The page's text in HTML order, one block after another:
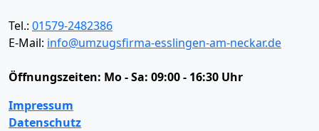
Tel.: 01579-2482386
E-Mail: info@umzugsfirma-esslingen-am-neckar.de
Öffnungszeiten: Mo - Sa: 09:00 - 16:30 Uhr
Impressum
Datenschutz